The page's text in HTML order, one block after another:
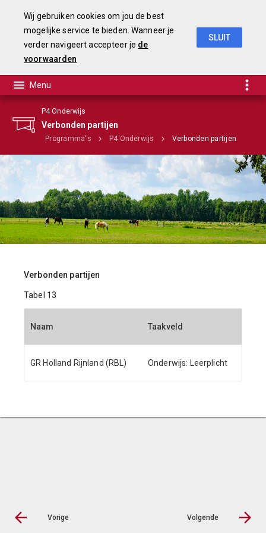
P4 Onderwijs
Verbonden partijen
Programma's P4 Onderwijs Verbonden partijen
Verbonden partijen
Tabel 13
Naam Taakveld
GR Holland Rijnland (RBL) Onderwijs: Leerplicht
Vorige Volgende
Wij gebruiken cookies om jou de best
mogelijke service te bieden. Wanneer je
verder navigeert accepteer je de
voorwaarden
SLUIT